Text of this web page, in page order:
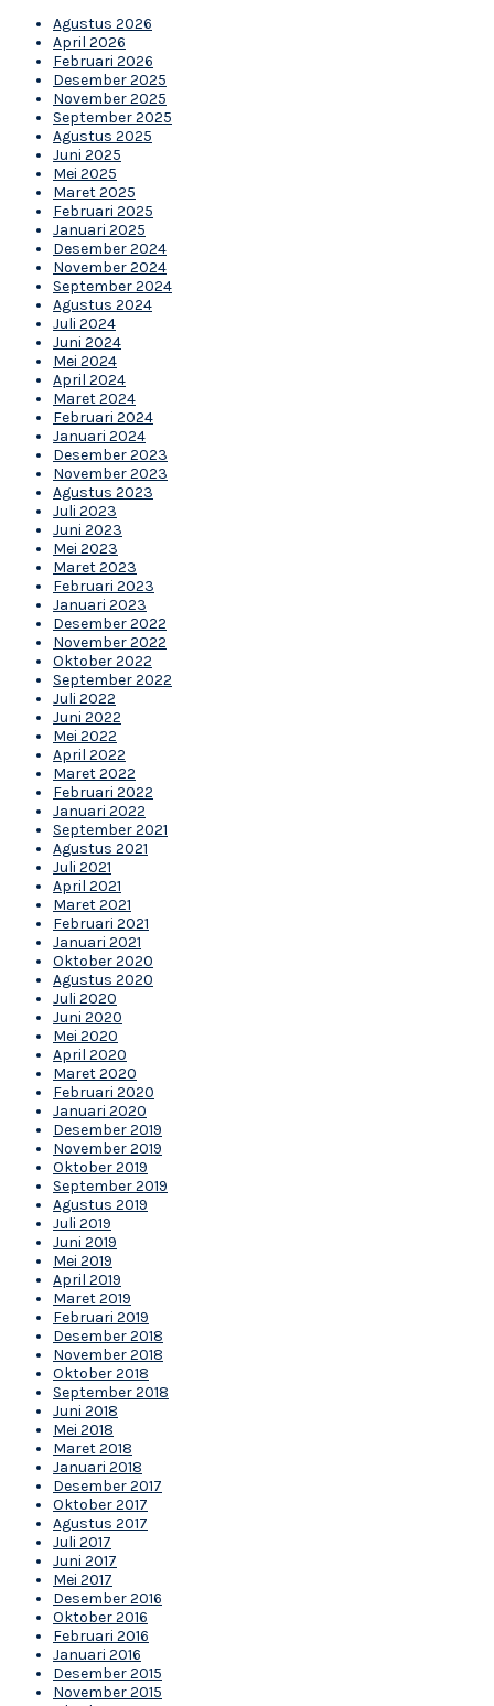
Agustus 2026
April 2026
Februari 2026
Desember 2025
November 2025
September 2025
Agustus 2025
Juni 2025
Mei 2025
Maret 2025
Februari 2025
Januari 2025
Desember 2024
November 2024
September 2024
Agustus 2024
Juli 2024
Juni 2024
Mei 2024
April 2024
Maret 2024
Februari 2024
Januari 2024
Desember 2023
November 2023
Agustus 2023
Juli 2023
Juni 2023
Mei 2023
Maret 2023
Februari 2023
Januari 2023
Desember 2022
November 2022
Oktober 2022
September 2022
Juli 2022
Juni 2022
Mei 2022
April 2022
Maret 2022
Februari 2022
Januari 2022
September 2021
Agustus 2021
Juli 2021
April 2021
Maret 2021
Februari 2021
Januari 2021
Oktober 2020
Agustus 2020
Juli 2020
Juni 2020
Mei 2020
April 2020
Maret 2020
Februari 2020
Januari 2020
Desember 2019
November 2019
Oktober 2019
September 2019
Agustus 2019
Juli 2019
Juni 2019
Mei 2019
April 2019
Maret 2019
Februari 2019
Desember 2018
November 2018
Oktober 2018
September 2018
Juni 2018
Mei 2018
Maret 2018
Januari 2018
Desember 2017
Oktober 2017
Agustus 2017
Juli 2017
Juni 2017
Mei 2017
Desember 2016
Oktober 2016
Februari 2016
Januari 2016
Desember 2015
November 2015